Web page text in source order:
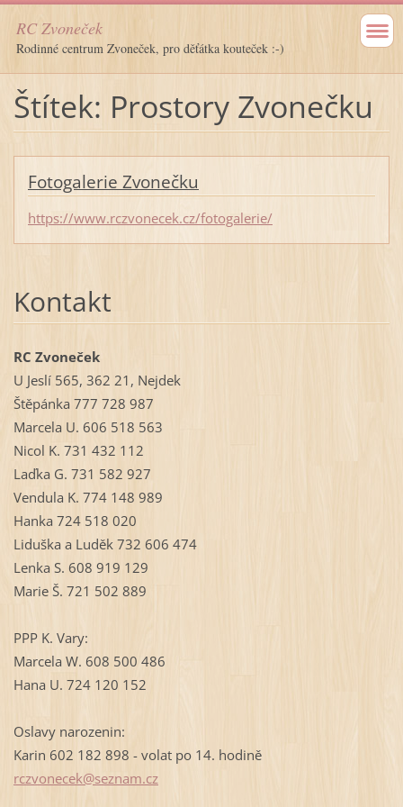
RC Zvoneček
Rodinné centrum Zvoneček, pro děťátka kouteček :-)
Štítek: Prostory Zvonečku
Fotogalerie Zvonečku
https://www.rczvonecek.cz/fotogalerie/
Kontakt
RC Zvoneček
U Jeslí 565, 362 21, Nejdek
Štěpánka 777 728 987
Marcela U. 606 518 563
Nicol K. 731 432 112
Laďka G. 731 582 927
Vendula K. 774 148 989
Hanka 724 518 020
Liduška a Luděk 732 606 474
Lenka S. 608 919 129
Marie Š. 721 502 889
PPP K. Vary:
Marcela W. 608 500 486
Hana U. 724 120 152
Oslavy narozenin:
Karin 602 182 898 - volat po 14. hodině
rczvonecek@seznam.cz